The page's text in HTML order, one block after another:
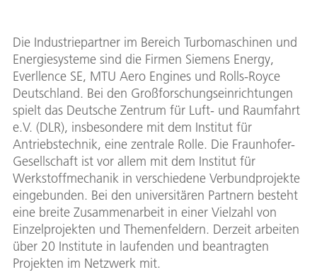
Die Industriepartner im Bereich Turbomaschinen und
Energiesysteme sind die Firmen Siemens Energy,
Everllence SE, MTU Aero Engines und Rolls-Royce
Deutschland. Bei den Großforschungseinrichtungen
spielt das Deutsche Zentrum für Luft- und Raumfahrt
e.V. (DLR), insbesondere mit dem Institut für
Antriebstechnik, eine zentrale Rolle. Die Fraunhofer-
Gesellschaft ist vor allem mit dem Institut für
Werkstoffmechanik in verschiedene Verbundprojekte
eingebunden. Bei den universitären Partnern besteht
eine breite Zusammenarbeit in einer Vielzahl von
Einzelprojekten und Themenfeldern. Derzeit arbeiten
über 20 Institute in laufenden und beantragten
Projekten im Netzwerk mit.